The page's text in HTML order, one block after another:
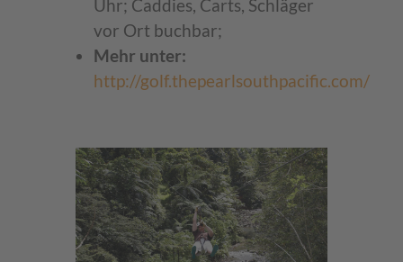
Uhr; Caddies, Carts, Schläger
vor Ort buchbar;
Mehr unter:
http://golf.thepearlsouthpacific.com/